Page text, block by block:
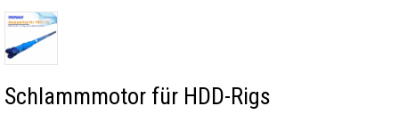
Schlammmotor für HDD-Rigs